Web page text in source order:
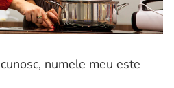
numele meu este